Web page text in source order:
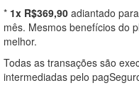
* 1x R$369,90 adiantado
mês. Mesmos benefícios do
melhor.
Todas as transações são
intermediadas pelo